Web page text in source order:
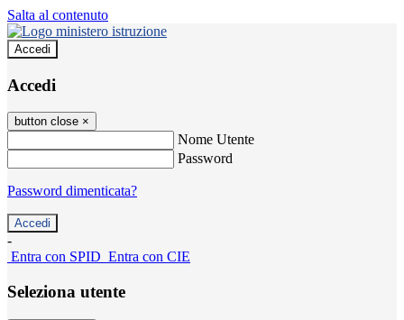
Salta al contenuto
Accedi
Accedi
button close ×
Nome Utente
Password
Password dimenticata?
-
Entra con SPID Entra con CIE
Seleziona utente